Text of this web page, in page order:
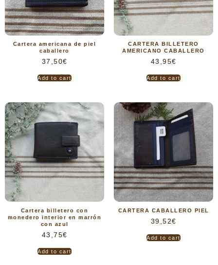
Cartera americana de piel
caballero
37,50€
Add to cart
CARTERA BILLETERO
AMERICANO CABALLERO
43,95€
Add to cart
Cartera billetero con
monedero interior en marrón
con azul
43,75€
Add to cart
CARTERA CABALLERO PIEL
39,52€
Add to cart